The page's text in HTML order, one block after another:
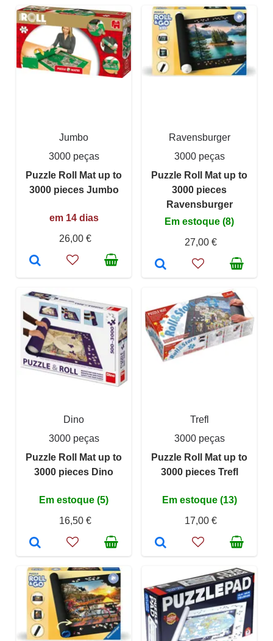
Jumbo
3000 peças
Puzzle Roll Mat up to
3000 pieces Jumbo
em 14 dias
26,00 €
Ravensburger
3000 peças
Puzzle Roll Mat up to
3000 pieces
Ravensburger
Em estoque (8)
27,00 €
Dino
3000 peças
Puzzle Roll Mat up to
3000 pieces Dino
Em estoque (5)
16,50 €
Trefl
3000 peças
Puzzle Roll Mat up to
3000 pieces Trefl
Em estoque (13)
17,00 €